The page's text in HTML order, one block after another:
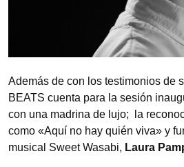
Además de con los testimonios de
BEATS cuenta para la sesión
con una madrina de lujo; la
como «Aquí no hay quién viva» y
musical Sweet Wasabi, Laura